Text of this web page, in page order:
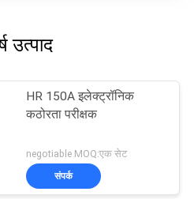
उत्पाद
HR 150A इलेक्ट्रॉनिक
कठोरता परीक्षक
negotiable MOQ:एक सेट
संपर्क